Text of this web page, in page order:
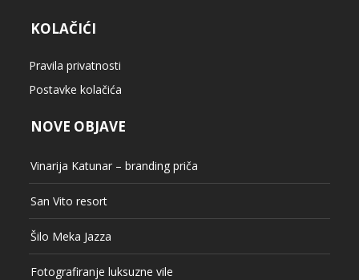
KOLAČIĆI
Pravila privatnosti
Postavke kolačića
NOVE OBJAVE
Vinarija Katunar – branding priča
San Vito resort
Šilo Meka Jazza
Fotografiranje luksuzne vile